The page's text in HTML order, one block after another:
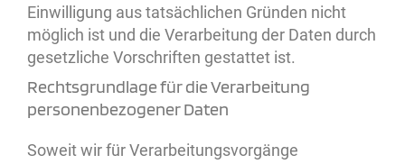
Einwilligung aus tatsächlichen Gründen nicht
möglich ist und die Verarbeitung der Daten durch
gesetzliche Vorschriften gestattet ist.
Rechtsgrundlage für die Verarbeitung
personenbezogener Daten
Soweit wir für Verarbeitungsvorgänge